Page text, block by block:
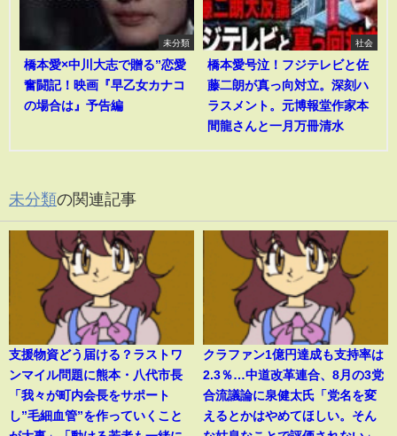
未分類
橋本愛×中川大志で贈る”恋愛
奮闘記！映画『早乙女カナコ
の場合は』予告編
社会
橋本愛号泣！フジテレビと佐
藤二朗が真っ向対立。深刻ハ
ラスメント。元博報堂作家本
間龍さんと一月万冊清水
未分類の関連記事
支援物資どう届ける？ラストワ
ンマイル問題に熊本・八代市長
「我々が町内会長をサポート
し”毛細血管”を作っていくこと
クラファン1億円達成も支持率は
2.3％…中道改革連合、8月の3党
合流議論に泉健太氏「党名を変
えるとかはやめてほしい。そん